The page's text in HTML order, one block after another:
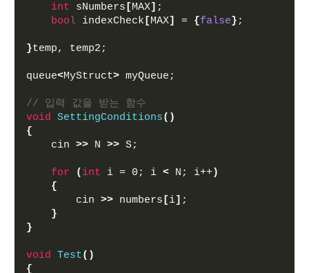
int sNumbers [MAX] ;
bool indexCheck [MAX] = {false};
}temp, temp2;
queue<MyStruct> myQueue;
// 입력 값을 받는 함수
void SettingConditions()
{
    cin
>> N >> S;
for ( int i = 0; i < N; i++)
{
        cin
>> numbers [i] ;
}
}
void Test()
{